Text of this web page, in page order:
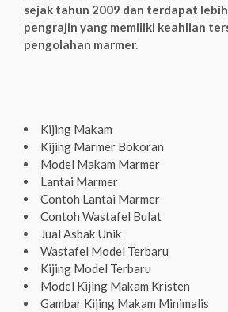
sejak tahun 2009 dan terdapat
pengrajin yang memiliki keahlian
pengolahan marmer.
Kijing Makam
Kijing Marmer Bokoran
Model Makam Marmer
Lantai Marmer
Contoh Lantai Marmer
Contoh Wastafel Bulat
Jual Asbak Unik
Wastafel Model Terbaru
Kijing Model Terbaru
Model Kijing Makam Kristen
Gambar Kijing Makam Minimalis